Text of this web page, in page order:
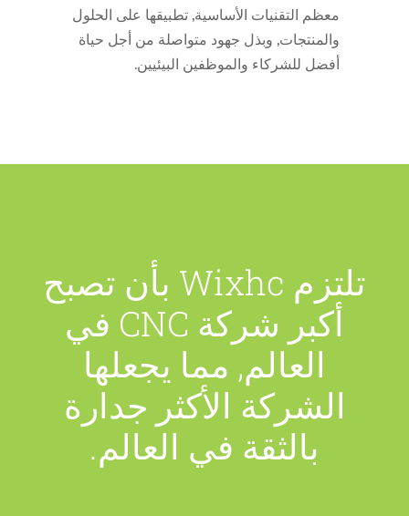
معظم التقنيات الأساسية, تطبيقها على الحلول
والمنتجات, وبذل جهود متواصلة من أجل حياة
أفضل للشركاء والموظفين البيئيين.
تلتزم Wixhc بأن تصبح
أكبر شركة CNC في
العالم, مما يجعلها
الشركة الأكثر جدارة
بالثقة في العالم.